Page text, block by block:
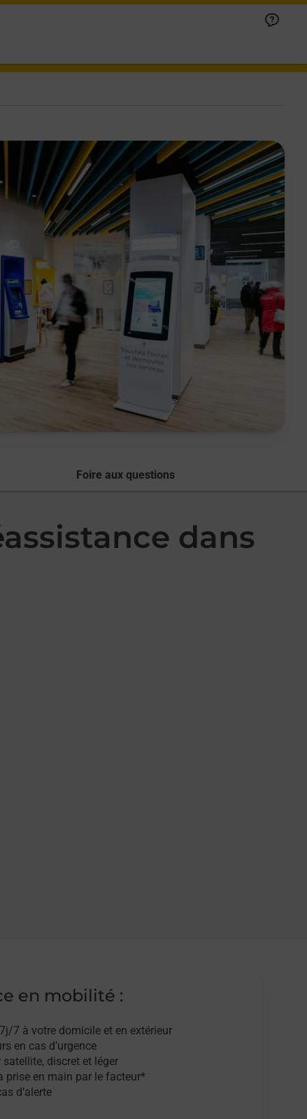
Foire aux questions
dans
en mobilité :
7 à votre domicile et en extérieur
en cas d’urgence
satellite, discret et léger
prise en main par le facteur*
d’alerte